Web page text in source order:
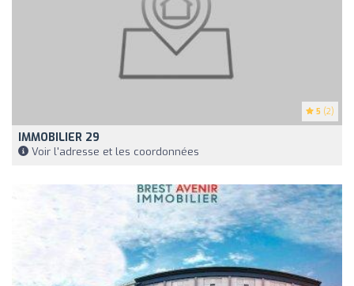
5 (2)
IMMOBILIER 29
Voir l'adresse et les coordonnées